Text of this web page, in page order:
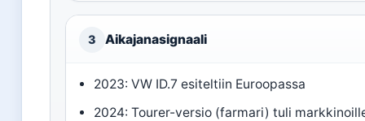
3 Aikajanasignaali
2023: VW ID.7 esiteltiin Euroopassa
2024: Tourer-versio (farmari) tuli